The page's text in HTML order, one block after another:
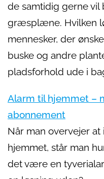
de samtidig gerne
græsplæne. Hvilken
mennesker, der
buske og andre
pladsforhold ude i
Alarm til hjemmet –
abonnement
Når man overvejer
hjemmet, står man
det være en